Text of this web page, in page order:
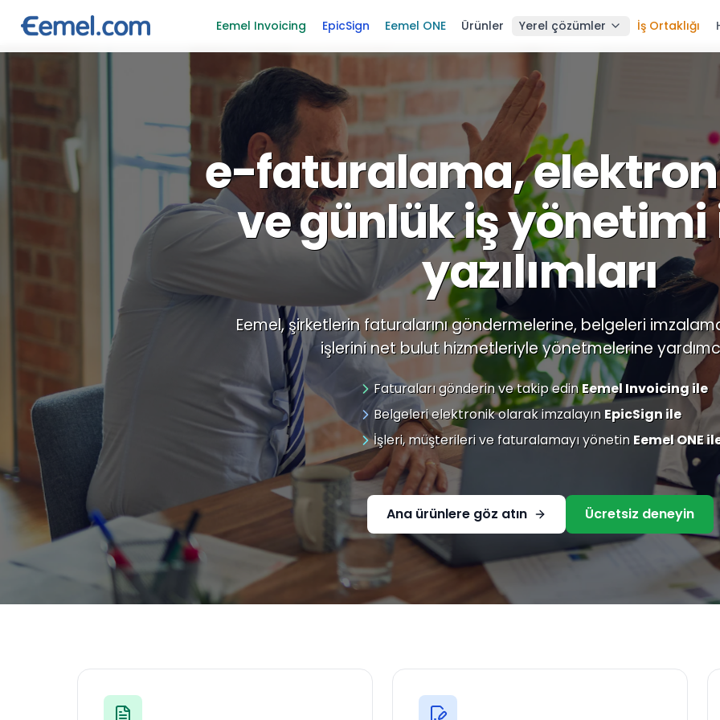
Eemel Invoicing EpicSign Eemel ONE Ürünler Yerel çözümler İş Ortaklığı
e-faturalama,
ve günlük iş yönetimi
yazılımları
Eemel, şirketlerin faturalarını göndermelerine, belgeleri
işlerini net bulut hizmetleriyle yönetmelerine
Faturaları gönderin ve takip edinEemel Invoicing ile
Belgeleri elektronik olarak imzalayın EpicSign ile
İşleri, müşterileri ve faturalamayı yönetin Eemel ONE
Ana ürünlere göz atın Ücretsiz deneyin